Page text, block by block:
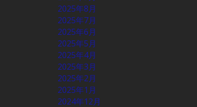
2025年8月
2025年7月
2025年6月
2025年5月
2025年4月
2025年3月
2025年2月
2025年1月
2024年12月